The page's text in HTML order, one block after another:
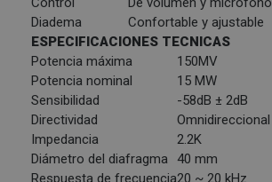
Diadema
Confortable y ajustable
ESPECIFICACIONES TECNICAS
Potencia máxima
150MV
Potencia nominal
15 MW
Sensibilidad
-58dB ± 2dB
Directividad
Omnidireccional
Impedancia
2.2K
Diámetro del diafragma 40 mm
Respuesta de frecuencia20 ~ 20 kHz